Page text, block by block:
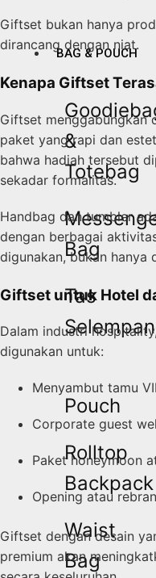
BAG & POUCH
&
Totebag
Bag
Tas
Pouch
Rolltop
Backpack
Waist
Bag
Giftset bukan hanya
dirancang dengan niat.
Kenapa Giftset
Giftset menggabungkan
paket yang rapi dan
bahwa hadiah tersebut
sekadar formalitas.
Handbag dan tumbler
dengan berbagai
digunakan, bukan hanya
Giftset untuk Hotel
Dalam industri
digunakan untuk:
Menyambut tamu
Corporate guest
Paket honeymoon
Opening atau
Giftset dengan desain
premium akan